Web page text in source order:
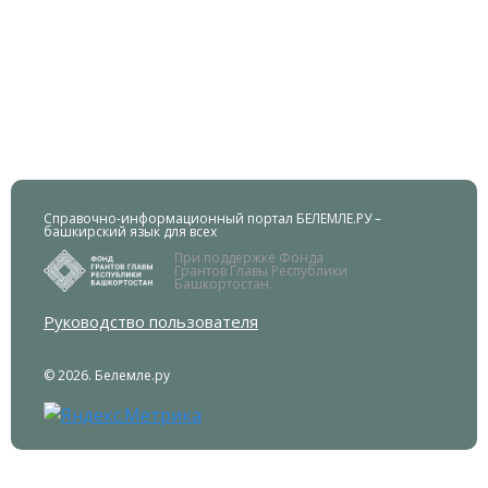
Справочно-информационный портал БЕЛЕМЛЕ.РУ –
башкирский язык для всех
При поддержке Фонда
Грантов Главы Республики
Башкортостан.
Руководство пользователя
© 2026. Белемле.ру